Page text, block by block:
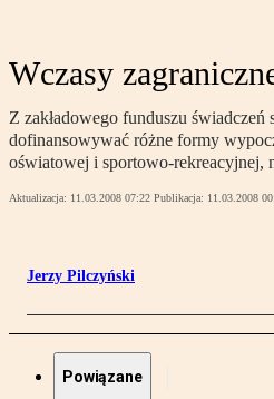
Wczasy
Z zakładowego funduszu świadczeń
dofinansowywać różne formy
oświatowej i sportowo-rekreacyjnej,
Aktualizacja: 11.03.2008 07:22 Publikacja: 11.03.2008
Jerzy Pilczyński
Powiązane